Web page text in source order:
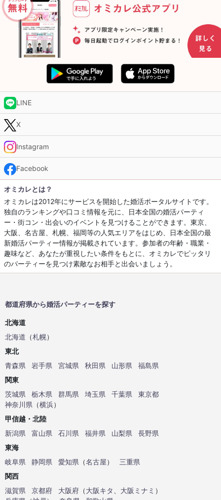
LINE
X
Instagram
Facebook
オミカレとは？
オミカレは2012年にサービスを開始した婚活ポータルサイトです。
独自のランキングや口コミ情報を元に、日本全国の婚活パーティ
ー・街コン・出会いのイベントを見つけることができます。東京、
大阪、名古屋、札幌、福岡等の人気エリアをはじめ、日本全国の最
新婚活パーティー情報が掲載されています。参加者の年齢・職業・
趣味など、あなたが重視したい条件をもとに、オミカレでピッタリ
のパーティーを見つけ素敵なお相手と出会いましょう。
都道府県から婚活パーティーを探す
北海道
北海道 （札幌）
東北
青森県
岩手県 宮城県 秋田県 山形県
福島県
関東
茨城県
栃木県 群馬県 埼玉県 千葉県
東京都
神奈川県 （横浜）
甲信越・北陸
新潟県
富山県 石川県 福井県 山梨県
長野県
東海
岐阜県
静岡県 愛知県 （名古屋）
三重県
関西
滋賀県
京都府 大阪府 （大阪キタ 大阪ミナミ ）